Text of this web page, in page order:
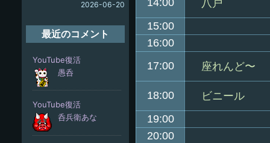
14:00 八戸
15:00
16:00
17:00
座れんど〜
18:00 ビニール
19:00
20:00
2026-06-20
最近のコメント